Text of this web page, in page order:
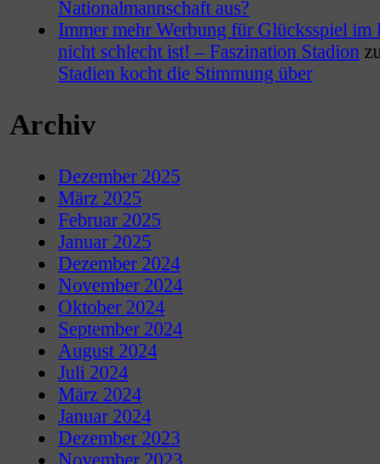
Nationalmannschaft aus?
Immer mehr Werbung für Glücksspiel im
nicht schlecht ist! – Faszination Stadion zu
Stadien kocht die Stimmung über
Archiv
Dezember 2025
März 2025
Februar 2025
Januar 2025
Dezember 2024
November 2024
Oktober 2024
September 2024
August 2024
Juli 2024
März 2024
Januar 2024
Dezember 2023
November 2023